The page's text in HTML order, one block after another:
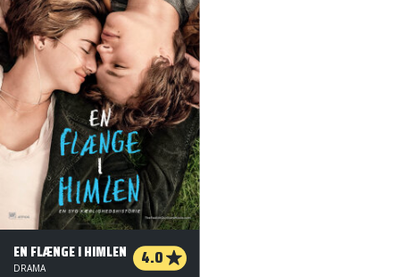
EN FLÆNGE I HIMLEN 4.0
DRAMA